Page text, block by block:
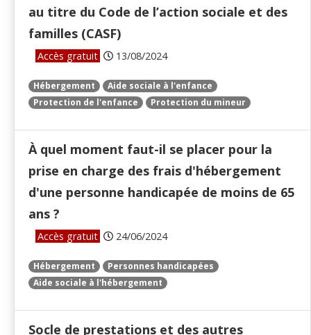
au titre du Code de l’action sociale et des
familles (CASF)
Accès gratuit 13/08/2024
Hébergement
Aide sociale à l'enfance
Protection de l'enfance
Protection du mineur
À quel moment faut-il se placer pour la
prise en charge des frais d'hébergement
d'une personne handicapée de moins de 65
ans ?
Accès gratuit 24/06/2024
Hébergement
Personnes handicapées
Aide sociale à l'hébergement
Socle de prestations et des autres